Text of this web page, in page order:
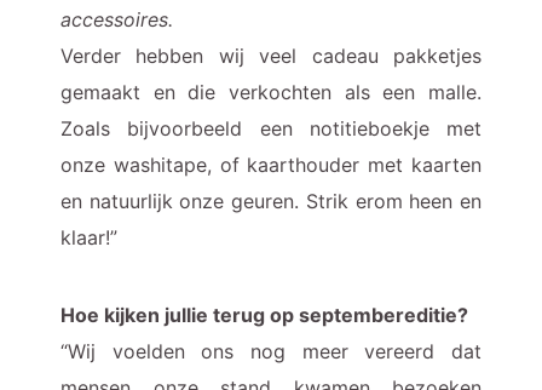
accessoires.
Verder hebben wij veel cadeau pakketjes
gemaakt en die verkochten als een malle.
Zoals bijvoorbeeld een notitieboekje met
onze washitape, of kaarthouder met kaarten
en natuurlijk onze geuren. Strik erom heen en
klaar!”
Hoe kijken jullie terug op septembereditie?
“Wij voelden ons nog meer vereerd dat